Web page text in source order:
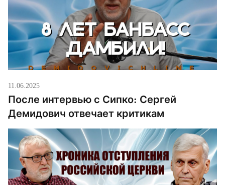
много лет […]
11.06.2025
После интервью с Сипко: Сергей
Демидович отвечает критикам